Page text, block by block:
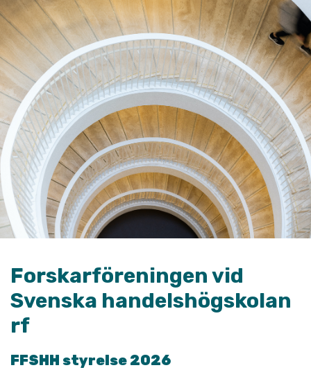
Forskarföreningen vid
Svenska handelshögskolan
rf
FFSHH styrelse 2026